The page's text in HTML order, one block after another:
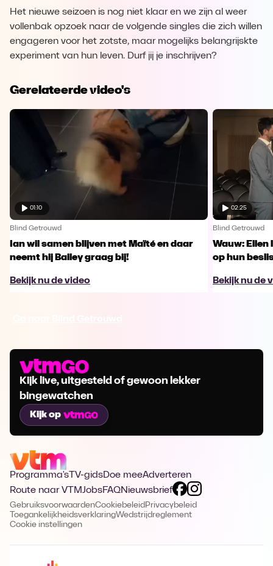
Het nieuwe seizoen is nog niet klaar en we zijn al weer
vollenbak opzoek naar de volgende singles die zich willen
engageren voor het zotste, maar mogelijks belangrijskte
experiment van hun leven. Durf jij je inschrijven?
Gerelateerde video's
01:10
Blind Getrouwd
Ian wil samen blijven met Maïté en daar
neemt hij Bailey graag bij!
Bekijk nu de video
02:25
Blind Getrouwd
Wauw:
op hun
Bekijk nu de
Kijk live, uitgesteld of gewoon lekker
bingewatchen
Kijk op
Programma's TV-gidsDoe meeAdverteren
Route naar VTMJobsFAQNieuwsbrief
GebruiksvoorwaardenCookiebeleid Privacybeleid
ToegankelijkheidsverklaringWedstrijdreglement
Cookie instellingen